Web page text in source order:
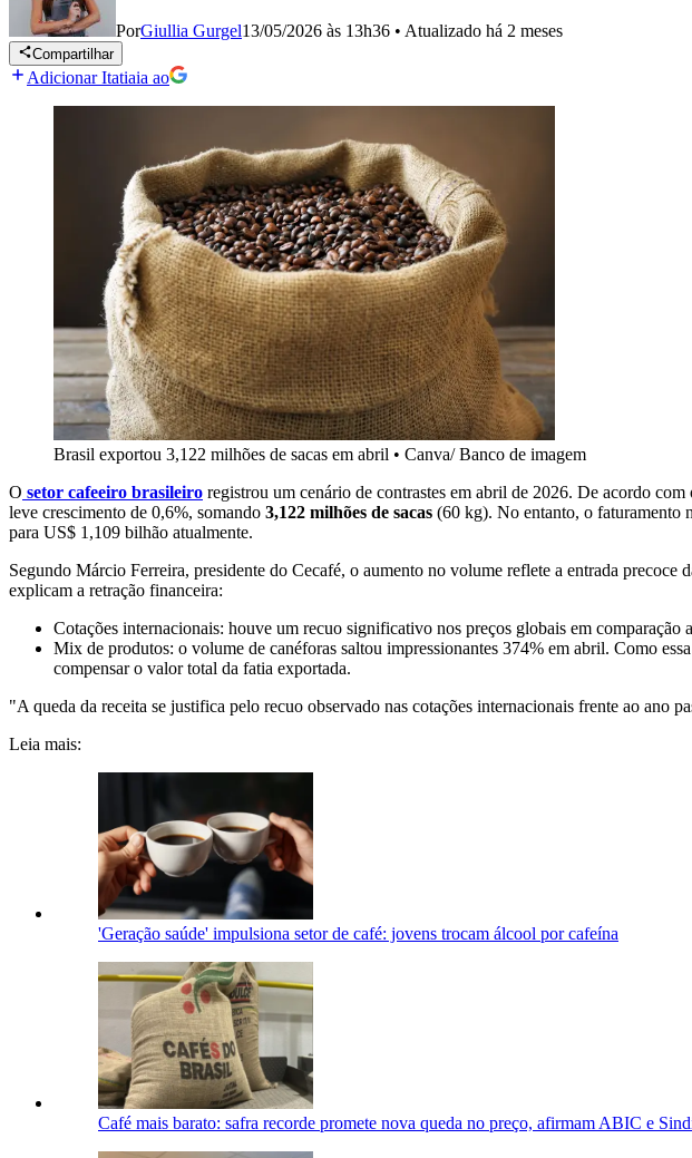
PorGiullia Gurgel13/05/2026 às 13h36 • Atualizado há 2 meses
Compartilhar
Adicionar Itatiaia ao
Brasil exportou 3,122 milhões de sacas em abril • Canva/ Banco de imagem
O setor cafeeiro brasileiro registrou um cenário de contrastes em abril de 2026. De acordo
leve crescimento de 0,6%, somando 3,122 milhões de sacas (60 kg). No entanto, o faturamento
para US$ 1,109 bilhão atualmente.
Segundo Márcio Ferreira, presidente do Cecafé, o aumento no volume reflete a entrada precoce
explicam a retração financeira:
Cotações internacionais: houve um recuo significativo nos preços globais em comparação
Mix de produtos: o volume de canéforas saltou impressionantes 374% em abril. Como
compensar o valor total da fatia exportada.
"A queda da receita se justifica pelo recuo observado nas cotações internacionais frente ao ano
Leia mais:
'Geração saúde' impulsiona setor de café: jovens trocam álcool por cafeína
Café mais barato: safra recorde promete nova queda no preço, afirmam ABIC e